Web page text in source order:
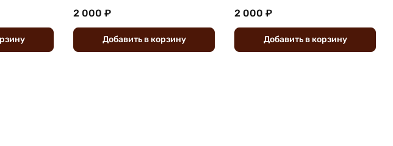
2 000 ₽
Добавить вкорзину
2 000 ₽
Добавить вкорзину